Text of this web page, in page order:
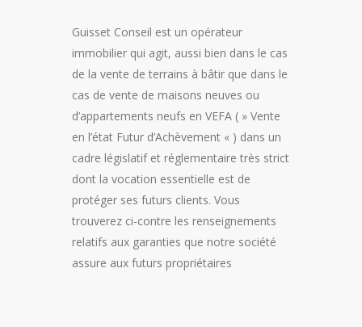
Guisset Conseil est un opérateur
immobilier qui agit, aussi bien dans le cas
de la vente de terrains à bâtir que dans le
cas de vente de maisons neuves ou
d’appartements neufs en VEFA ( » Vente
en l’état Futur d’Achèvement « ) dans un
cadre législatif et réglementaire très strict
dont la vocation essentielle est de
protéger ses futurs clients. Vous
trouverez ci-contre les renseignements
relatifs aux garanties que notre société
assure aux futurs propriétaires